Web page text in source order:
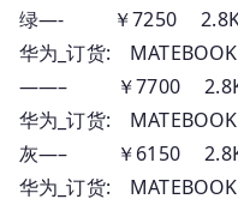
绿—- ￥7250 2.8K
华为_订货:
——– ￥7700 2.8K
华为_订货:
灰—– ￥6150 2.8K
华为_订货: